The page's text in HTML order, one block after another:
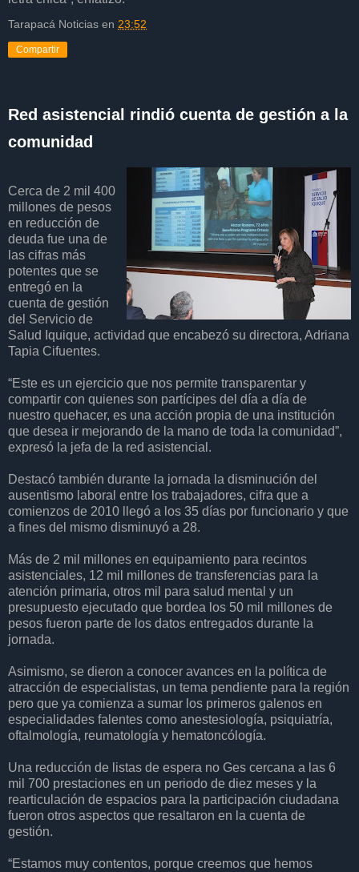
Tarapacá Noticias en 23:52
Compartir
Red asistencial rindió cuenta de gestión a la
comunidad
Cerca de 2 mil 400
millones de pesos
en reducción de
deuda fue una de
las cifras más
potentes que se
entregó en la
cuenta de gestión
del Servicio de
Salud Iquique, actividad que encabezó su directora, Adriana
Tapia Cifuentes.
“Este es un ejercicio que nos permite transparentar y
compartir con quienes son partícipes del día a día de
nuestro quehacer, es una acción propia de una institución
que desea ir mejorando de la mano de toda la comunidad”,
expresó la jefa de la red asistencial.
Destacó también durante la jornada la disminución del
ausentismo laboral entre los trabajadores, cifra que a
comienzos de 2010 llegó a los 35 días por funcionario y que
a fines del mismo disminuyó a 28.
Más de 2 mil millones en equipamiento para recintos
asistenciales, 12 mil millones de transferencias para la
atención primaria, otros mil para salud mental y un
presupuesto ejecutado que bordea los 50 mil millones de
pesos fueron parte de los datos entregados durante la
jornada.
Asimismo, se dieron a conocer avances en la política de
atracción de especialistas, un tema pendiente para la región
pero que ya comienza a sumar los primeros galenos en
especialidades falentes como anestesiología, psiquiatría,
oftalmología, reumatología y hematoncólogía.
Una reducción de listas de espera no Ges cercana a las 6
mil 700 prestaciones en un periodo de diez meses y la
rearticulación de espacios para la participación ciudadana
fueron otros aspectos que resaltaron en la cuenta de
gestión.
“Estamos muy contentos, porque creemos que hemos